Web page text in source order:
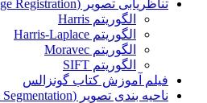
تناظریابی تصویر (Image Registration)
الگوریتم Harris
الگوریتم Harris-Laplace
الگوریتم Moravec
الگوریتم SIFT
فیلم آموزش کتاب گونزالس
ناحیه بندی تصویر (Image Segmentation)